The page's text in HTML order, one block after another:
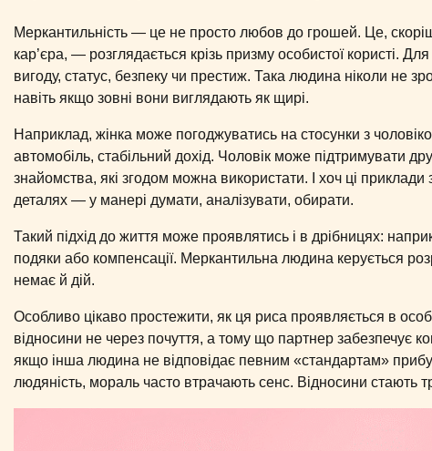
Меркантильність — це не просто любов до грошей. Це,
кар’єра, — розглядається крізь призму особистої користі.
вигоду, статус, безпеку чи престиж. Така людина ніколи не
навіть якщо зовні вони виглядають як щирі.
Наприклад, жінка може погоджуватись на стосунки з
автомобіль, стабільний дохід. Чоловік може підтримувати
знайомства, які згодом можна використати. І хоч ці
деталях — у манері думати, аналізувати, обирати.
Такий підхід до життя може проявлятись і в дрібницях:
подяки або компенсації. Меркантильна людина керується
немає й дій.
Особливо цікаво простежити, як ця риса проявляється в
відносини не через почуття, а тому що партнер забезпечує
якщо інша людина не відповідає певним «стандартам»
людяність, мораль часто втрачають сенс. Відносини стають